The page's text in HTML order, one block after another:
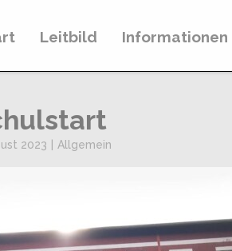
Leitbild Informationen
2023 Allgemein